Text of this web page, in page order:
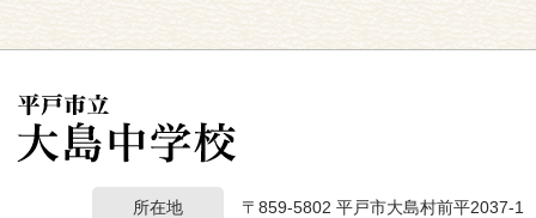
所在地 〒859-5802 平戸市大島村前平2037-1